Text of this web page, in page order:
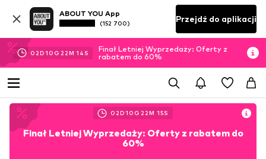
ABOUT YOU App
(152 700) Przejdź do aplikacji
02D10 G 22M 13 S
Finał Letniej Wyprzedaży: Oferty z
rabatem do 60%
02D10 G 22M 13S
Finał Letniej Wyprzedaży: Oferty z rabatem do
60%